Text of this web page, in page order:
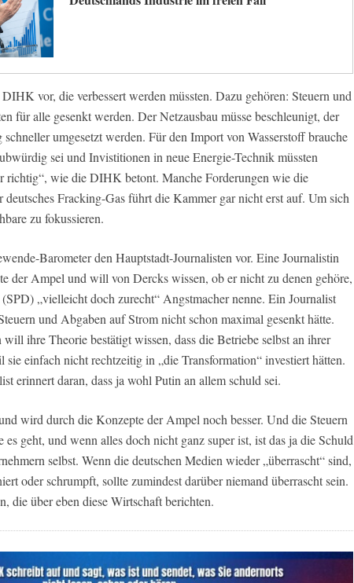
vor, die verbessert werden müssten. Dazu gehören: Steuern und
für alle gesenkt werden. Der Netzausbau müsse beschleunigt, der
umgesetzt werden. Für den Import von Wasserstoff brauche
sei und Invistitionen in neue Energie-Technik müssten
richtig“, wie die DIHK betont. Manche Forderungen wie die
Fracking-Gas führt die Kammer gar nicht erst auf. Um sich
zu fokussieren.
Barometer den Hauptstadt-Journalisten vor. Eine Journalistin
der Ampel und will von Dercks wissen, ob er nicht zu denen gehöre,
„vielleicht doch zurecht“ Angstmacher nenne. Ein Journalist
und Abgaben auf Strom nicht schon maximal gesenkt hätte.
ihre Theorie bestätigt wissen, dass die Betriebe selbst an ihrer
sie einfach nicht rechtzeitig in „die Transformation“ investiert hätten.
erinnert daran, dass ja wohl Putin an allem schuld sei.
wird durch die Konzepte der Ampel noch besser. Und die Steuern
geht, und wenn alles doch nicht ganz super ist, ist das ja die Schuld
selbst. Wenn die deutschen Medien wieder „überrascht“ sind,
oder schrumpft, sollte zumindest darüber niemand überrascht sein.
die über eben diese Wirtschaft berichten.